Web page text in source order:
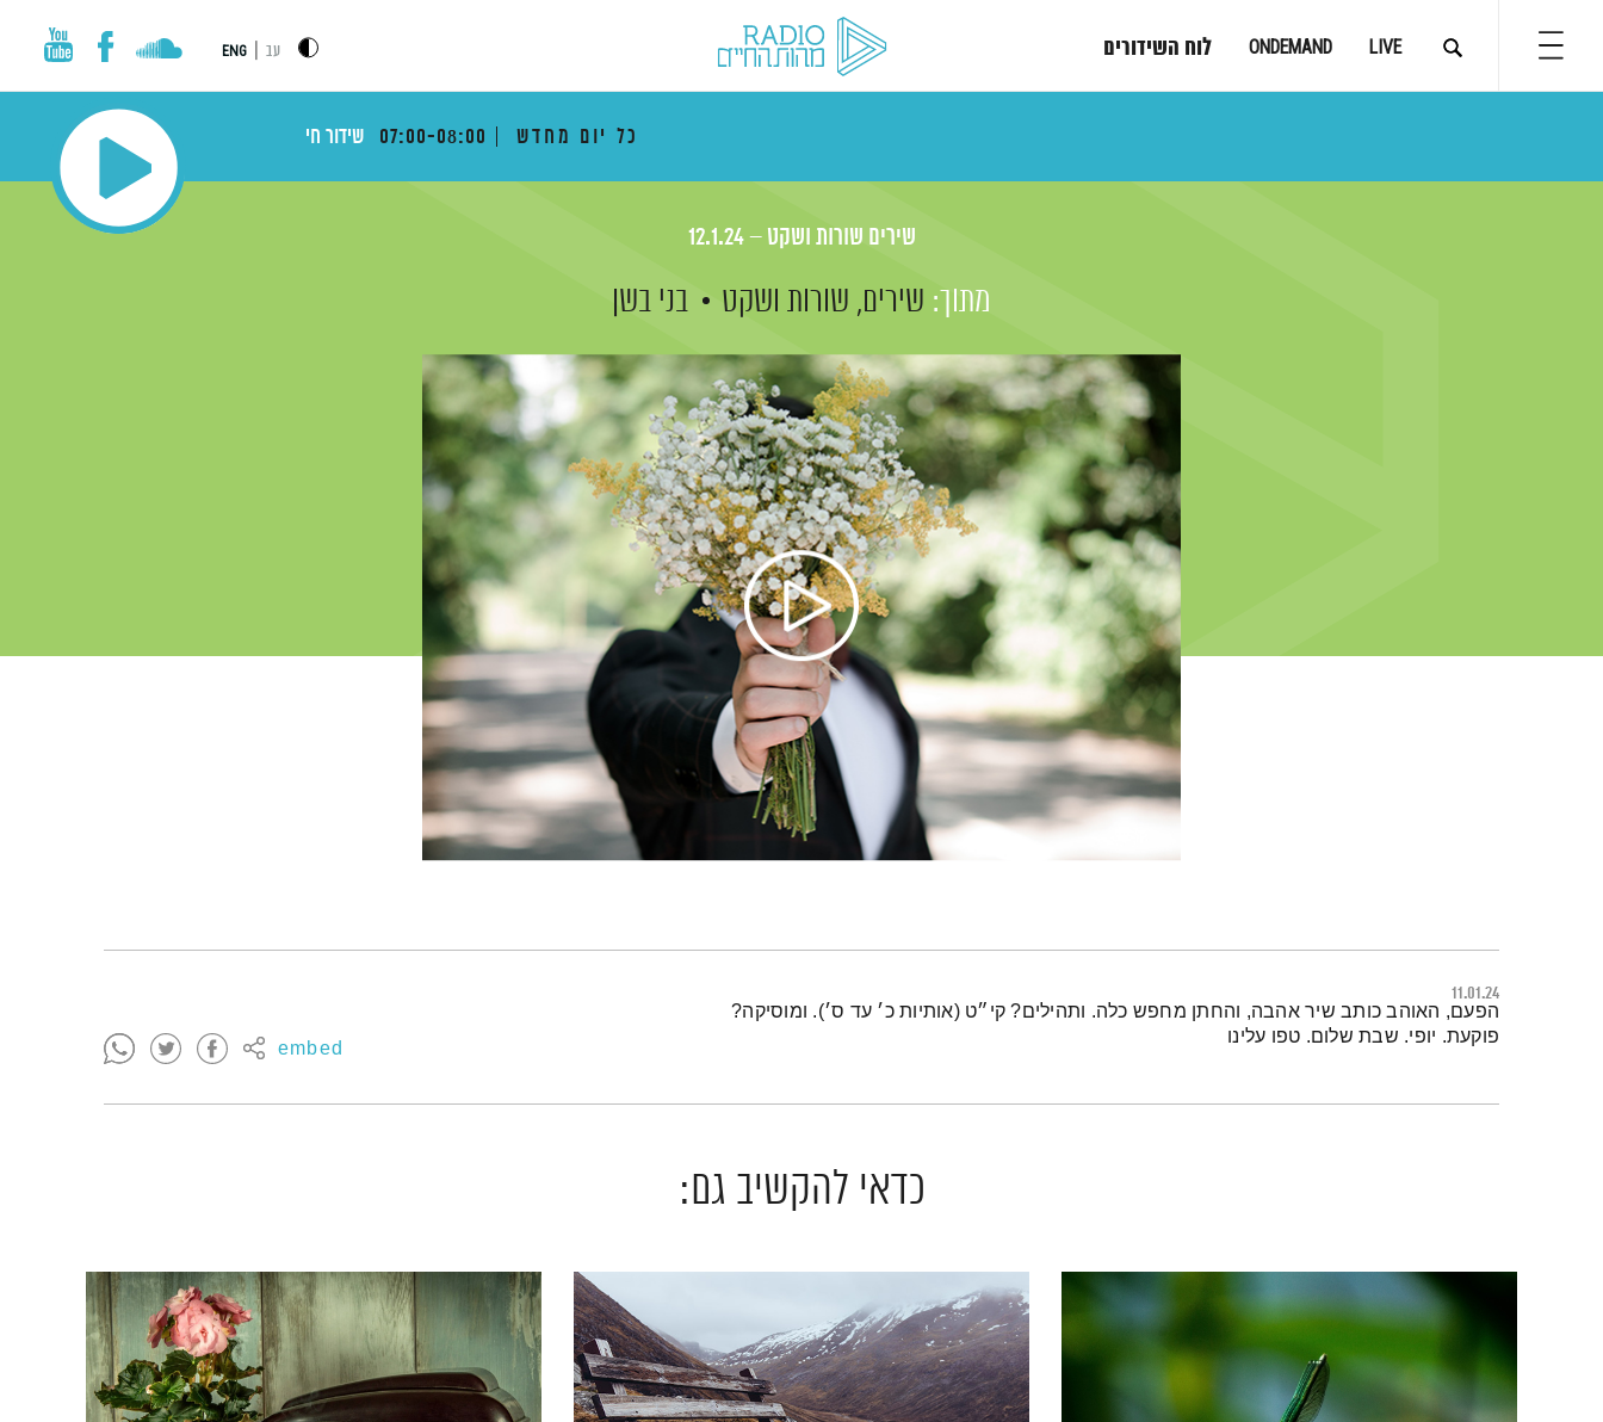
LIVE
ONDEMAND לוח השידורים עב ENG
כל יום מחדש 07:00-08:00 שידור חי
שירים שורות ושקט – 12.1.24
מתוך: שירים, שורות ושקט בני בשן
11.01.24
embed
תמצית הפודקאסט
הפעם, האוהב כותב שיר אהבה, והחתן מחפש כלה. ותהילים? קי״ט (אותיות כ׳ עד ס׳). ומוסיקה?
פוקעת. יופי. שבת שלום. טפו עלינו
כדאי להקשיב גם: